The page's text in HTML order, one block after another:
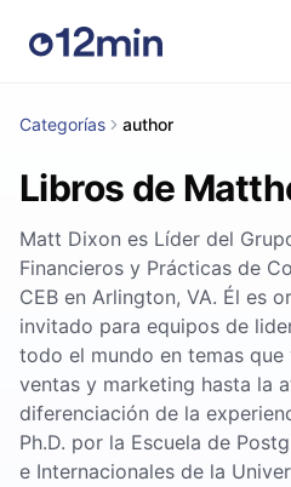
Categorías author
Libros de
Matt Dixon es Líder del
Financieros y Prácticas de
CEB en Arlington, VA. Él es
invitado para equipos de
todo el mundo en temas
ventas y marketing hasta la
diferenciación de la
Ph.D. por la Escuela de
e Internacionales de la